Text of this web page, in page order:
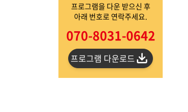
프로그램을 다운 받으신 후
아래 번호로 연락주세요.
070-8031-0642
프로그램 다운로드